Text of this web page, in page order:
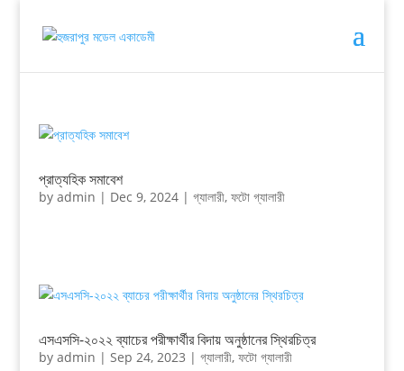
প্রাত্যহিক সমাবেশ
by admin | Dec 9, 2024| গ্যালারী, ফটো গ্যালারী
এসএসসি-২০২২ ব্যাচের পরীক্ষার্থীর বিদায় অনুষ্ঠানের স্থিরচিত্র
by admin | Sep 24, 2023 | গ্যালারী, ফটো গ্যালারী